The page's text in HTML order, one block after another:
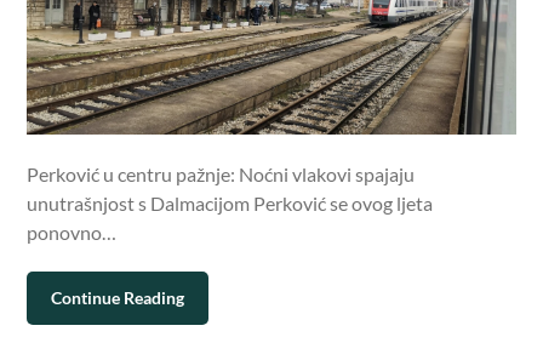
Perković u centru pažnje: Noćni vlakovi spajaju
unutrašnjost s Dalmacijom Perković se ovog ljeta
ponovno…
Continue Reading